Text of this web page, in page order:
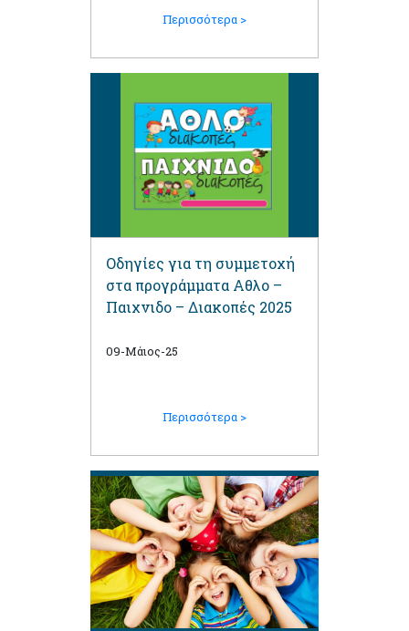
Περισσότερα >
Οδηγίες για τη συμμετοχή
στα προγράμματα Αθλο –
Παιχνιδο – Διακοπές 2025
09-Μάιος-25
Περισσότερα >